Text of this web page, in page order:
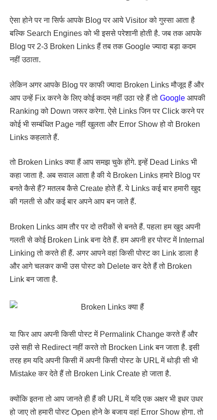
ऐसा होने पर ना सिर्फ आपके Blog पर आये Visitor को गुस्सा आता है
बल्कि Search Engines को भी इससे परेशानी होती है. जब तक आपके
Blog पर 2-3 Broken Links हैं तब तक Google ज्यादा बड़ा कदम
नहीं उठाता.
लेकिन अगर आपके Blog पर काफी ज्यादा Broken Links मौजूद हैं और
आप उन्हें Fix करने के लिए कोई कदम नहीं उठा रहे हैं तो Google आपकी
Ranking को Down जरूर करेगा. ऐसे Links जिन पर Click करने पर
कोई भी सम्बंधित Page नहीं खुलता और Error Show हो वो Broken
Links कहलाते हैं.
तो Broken Links क्या हैं आप समझ चुके होंगे. इन्हें Dead Links भी
कहा जाता है. अब सवाल आता है की ये Broken Links हमारे Blog पर
बनते कैसे हैं? मतलब कैसे Create होते हैं. ये Links कई बार हमारी खुद
की गलती से और कई बार अपने आप बन जाते हैं.
Broken Links आम तौर पर दो तरीकों से बनते हैं. पहला हम खुद अपनी
गलती से कोई Broken Link बना देते हैं. हम अपनी हर पोस्ट में Internal
Linking तो करते ही हैं. अगर आपने वहां किसी पोस्ट का Link डाला है
और आगे चलकर कभी उस पोस्ट को Delete कर देते हैं तो Broken
Link बन जाता है.
या फिर आप अपनी किसी पोस्ट में Permalink Change करते हैं और
उसे सही से Redirect नहीं करते तो Brocken Link बन जाता है. इसी
तरह हम यदि अपनी किसी में अपनी किसी पोस्ट के URL में थोड़ी सी भी
Mistake कर देते हैं तो Broken Link Create हो जाता है.
क्योंकि इतना तो आप जानते ही हैं की URL में यदि एक अक्षर भी इधर उधर
हो जाए तो हमारी पोस्ट Open होने के बजाय वहां Error Show होगा. तो